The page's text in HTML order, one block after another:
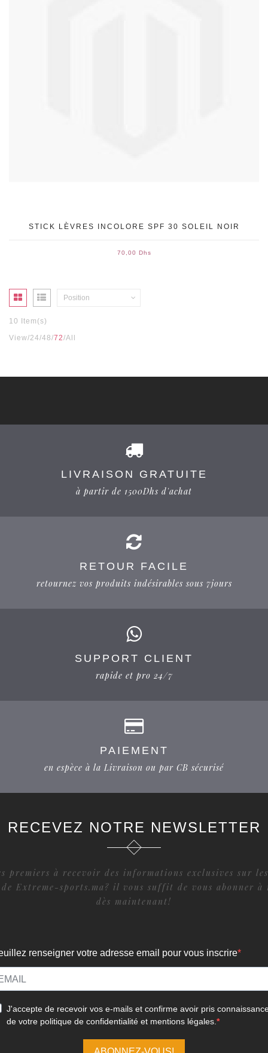
STICK LÈVRES INCOLORE SPF 30 SOLEIL NOIR
70,00 Dhs
Position
10 Item(s)
View 24 48 72 All
LIVRAISON GRATUITE
à partir de 1500Dhs d'achat
RETOUR FACILE
retournez vos produits indésirables sous 7jours
SUPPORT CLIENT
rapide et pro 24/7
PAIEMENT
en espèce à la Livraison ou par CB sécurisé
RECEVEZ NOTRE NEWSLETTER
premiers à recevoir des informations exclusives sur
de Extreme-sports.ma? il vous suffit de vous abonner
dès maintenant!